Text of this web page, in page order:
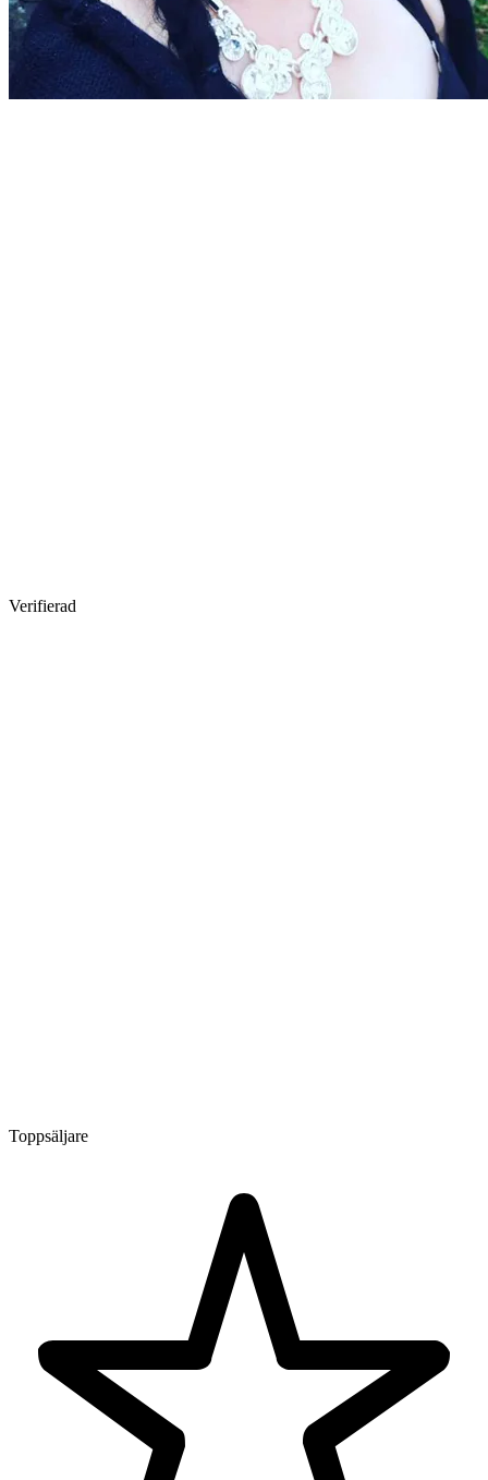
Verifierad
Toppsäljare